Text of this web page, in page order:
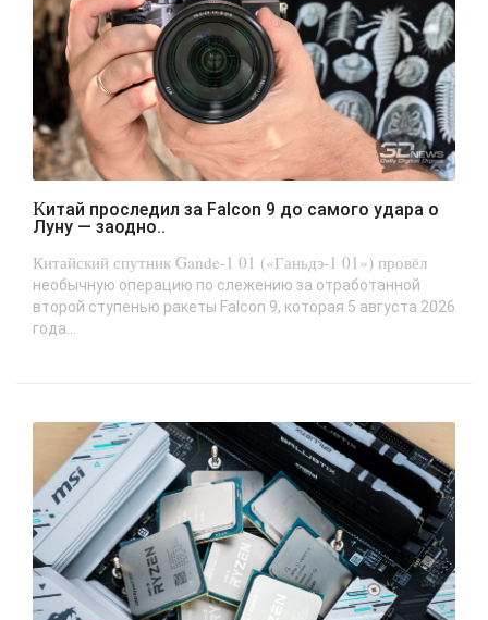
Китай проследил за Falcon 9 до самого удара о
Луну — заодно..
Китайский спутник Gande-1 01 («Ганьдэ-1 01») провёл
необычную операцию по слежению за отработанной
второй ступенью ракеты Falcon 9, которая 5 августа 2026
года...